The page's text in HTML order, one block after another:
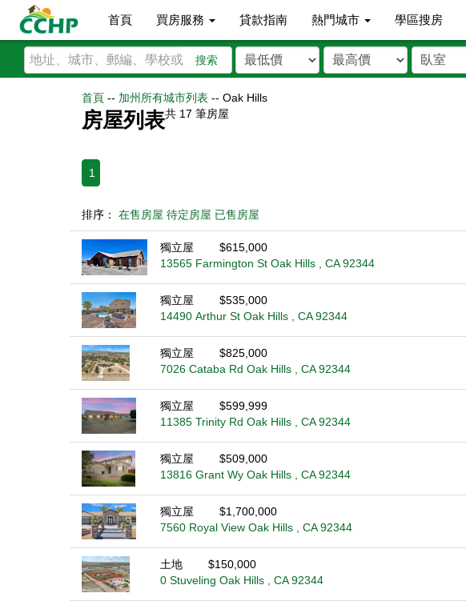
首頁 買房服務 貸款指南 熱門城市 學區搜房
搜索
首頁 -- 加州所有城市列表 -- Oak Hills
房屋列表共 17 筆房屋
1
排序： 在售房屋 待定房屋 已售房屋
獨立屋
$615,000
13565 Farmington St Oak Hills , CA 92344
獨立屋
$535,000
14490 Arthur St Oak Hills , CA 92344
獨立屋
$825,000
7026 Cataba Rd Oak Hills , CA 92344
獨立屋
$599,999
11385 Trinity Rd Oak Hills , CA 92344
獨立屋
$509,000
13816 Grant Wy Oak Hills , CA 92344
獨立屋
$1,700,000
7560 Royal View Oak Hills , CA 92344
土地
$150,000
0 Stuveling Oak Hills , CA 92344